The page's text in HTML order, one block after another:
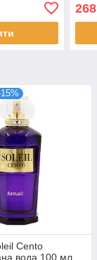
268
Cento
вода 100 мл